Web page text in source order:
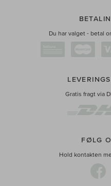
Du har valget - betal
Gratis fragt via
FØLG
Hold kontakten